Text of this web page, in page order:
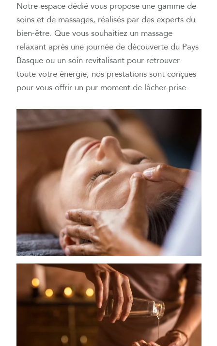
Notre espace dédié vous propose une gamme de
soins et de massages, réalisés par des experts du
bien-être. Que vous souhaitiez un massage
relaxant après une journée de découverte du Pays
Basque ou un soin revitalisant pour retrouver
toute votre énergie, nos prestations sont conçues
pour vous offrir un pur moment de lâcher-prise.